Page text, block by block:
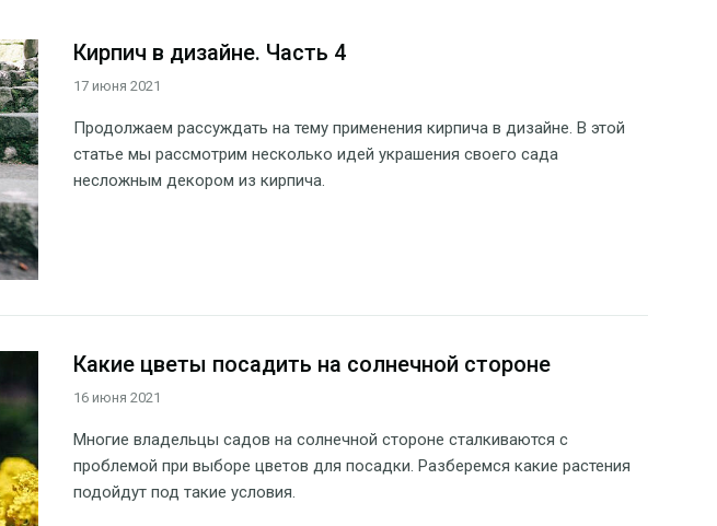
Кирпич в дизайне. Часть 4
17 июня 2021
Продолжаем рассуждать на тему применения кирпича в дизайне. В этой
статье мы рассмотрим несколько идей украшения своего сада
несложным декором из кирпича.
Какие цветы посадить на солнечной стороне
16 июня 2021
Многие владельцы садов на солнечной стороне сталкиваются с
проблемой при выборе цветов для посадки. Разберемся какие растения
подойдут под такие условия.